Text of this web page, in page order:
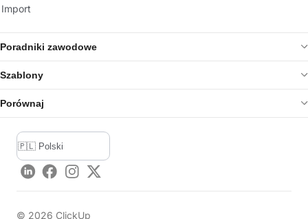
Import
Poradniki zawodowe
Szablony
Porównaj
LinkedInFacebook
Instagram
Twitter
© 2026 ClickUp